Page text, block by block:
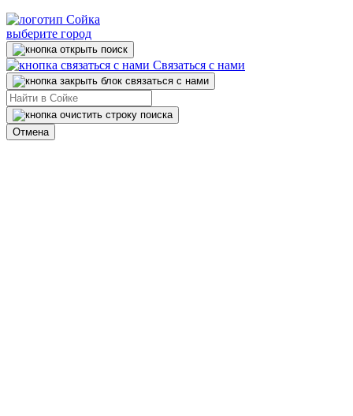
выберите город
Связаться с нами
Отмена